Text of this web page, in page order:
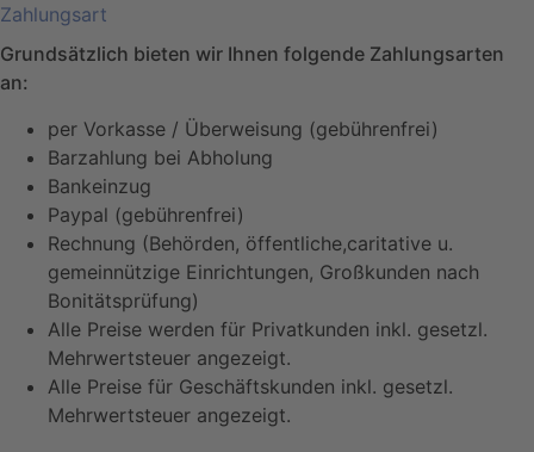
Zahlungsart
Grundsätzlich bieten wir Ihnen folgende Zahlungsarten
an:
per Vorkasse / Überweisung (gebührenfrei)
Barzahlung bei Abholung
Bankeinzug
Paypal (gebührenfrei)
Rechnung (Behörden, öffentliche,caritative u.
gemeinnützige Einrichtungen, Großkunden nach
Bonitätsprüfung)
Alle Preise werden für Privatkunden inkl. gesetzl.
Mehrwertsteuer angezeigt.
Alle Preise für Geschäftskunden inkl. gesetzl.
Mehrwertsteuer angezeigt.